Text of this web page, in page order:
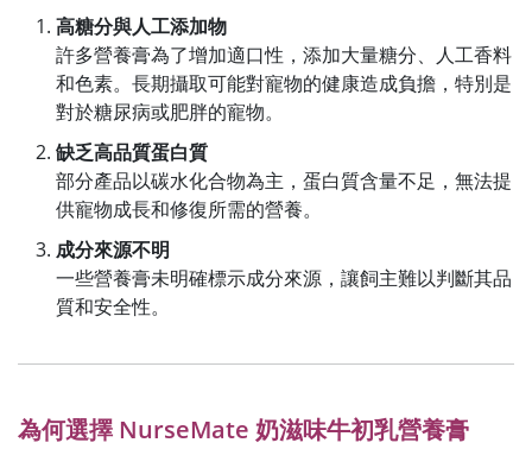
高糖分與人工添加物
許多營養膏為了增加適口性，添加大量糖分、人工香料
和色素。長期攝取可能對寵物的健康造成負擔，特別是
對於糖尿病或肥胖的寵物。
缺乏高品質蛋白質
部分產品以碳水化合物為主，蛋白質含量不足，無法提
供寵物成長和修復所需的營養。
成分來源不明
一些營養膏未明確標示成分來源，讓飼主難以判斷其品
質和安全性。
為何選擇 NurseMate 奶滋味牛初乳營養膏